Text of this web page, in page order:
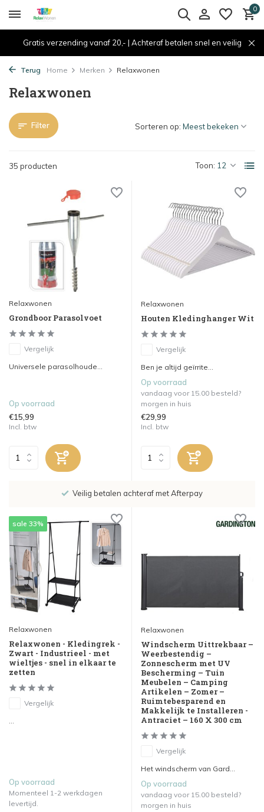
0
Gratis verzending vanaf 20,- | Achteraf betalen snel en veilig
Terug Home Merken Relaxwonen
Relaxwonen
Filter
35 producten Toon:
Sorteren op:
Relaxwonen
Grondboor Parasolvoet
Vergelijk
Universele parasolhoude...
Op voorraad
€15,99
Incl. btw
Relaxwonen
Houten Kledinghanger Wit
Vergelijk
Ben je altijd geïrrite...
Op voorraad
vandaag voor 15.00 besteld?
morgen in huis
€29,99
Incl. btw
Veilig betalen achteraf met Afterpay
sale 33%
Relaxwonen
Relaxwonen - Kledingrek -
Zwart - Industrieel - met
wieltjes - snel in elkaar te
zetten
Vergelijk
...
Op voorraad
Momenteel 1-2 werkdagen
levertijd.
Relaxwonen
Windscherm Uittrekbaar –
Weerbestendig –
Zonnescherm met UV
Bescherming – Tuin
Meubelen – Camping
Artikelen – Zomer –
Ruimtebesparend en
Makkelijk te Installeren -
Antraciet – 160 X 300 cm
Vergelijk
Het windscherm van Gard...
Op voorraad
vandaag voor 15.00 besteld?
morgen in huis